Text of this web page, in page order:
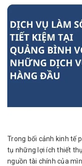
Trong bối cảnh kinh tế
tụ những lợi ích thiết
nguồn tài chính của